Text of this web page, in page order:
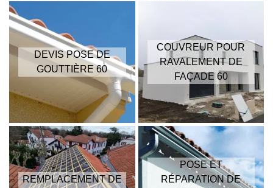
DEVIS POSE DE
GOUTTIÈRE 60
COUVREUR POUR
RAVALEMENT DE
FAÇADE 60
REMPLACEMENT DE
POSE ET
RÉPARATION DE